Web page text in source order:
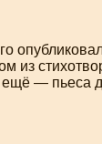
из
— пьеса